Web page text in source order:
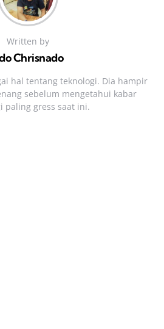
Written by
Chrisnado
hal tentang teknologi. Dia hampir
sebelum mengetahui kabar
paling gress saat ini.